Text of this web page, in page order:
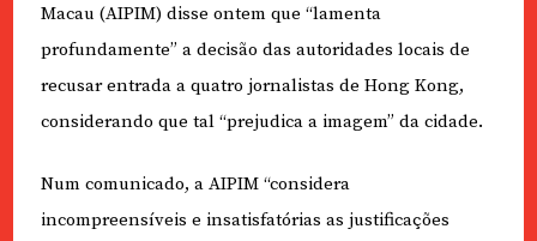
Macau (AIPIM) disse ontem que “lamenta
profundamente” a decisão das autoridades locais de
recusar entrada a quatro jornalistas de Hong Kong,
considerando que tal “prejudica a imagem” da cidade.
Num comunicado, a AIPIM “considera
incompreensíveis e insatisfatórias as justificações